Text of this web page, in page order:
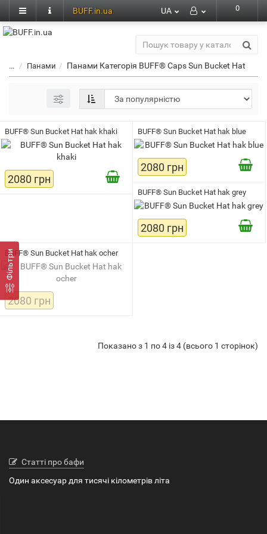
0
BUFF.in.ua UA
... Панами Панами Категорія BUFF® Caps Sun Bucket Hat
Фільтри
BUFF® Sun Bucket Hat hak khaki
2080 грн
BUFF® Sun Bucket Hat hak blue
2080 грн
BUFF® Sun Bucket Hat hak grey
2080 грн
BUFF® Sun Bucket Hat hak ocher
2080 грн
Показано з 1 по 4 із 4 (всього 1 сторінок)
Статті про бафи
Один аксесуар для тисячі кілометрів літа